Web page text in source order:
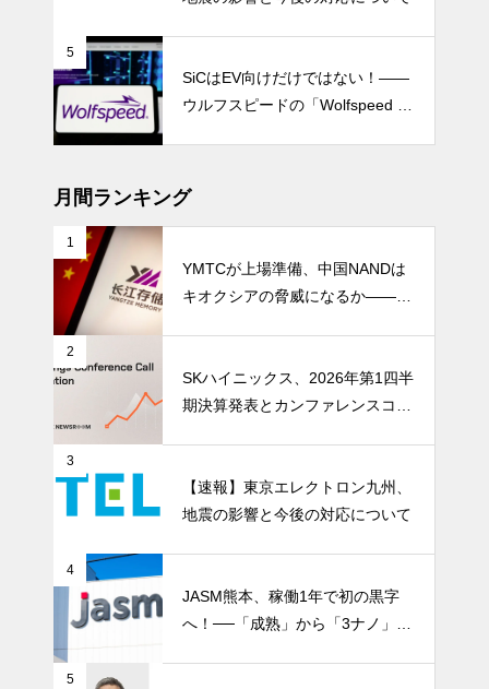
5
SiCはEV向けだけではない！――
ウルフスピードの「Wolfspeed G
月間ランキング
1
YMTCが上場準備、中国NANDは
キオクシアの脅威になるか――AI
2
SKハイニックス、2026年第1四半
期決算発表とカンファレンスコー
3
【速報】東京エレクトロン九州、
地震の影響と今後の対応について
4
JASM熊本、稼働1年で初の黒字
へ！──「成熟」から「3ナノ」へ
5